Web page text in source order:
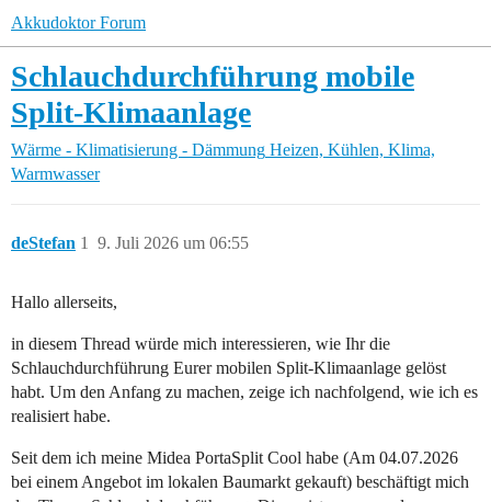
Akkudoktor Forum
Schlauchdurchführung mobile
Split-Klimaanlage
Wärme - Klimatisierung - Dämmung Heizen, Kühlen, Klima,
Warmwasser
deStefan 9. Juli 2026 um 06:55
1
Hallo allerseits,
in diesem Thread würde mich interessieren, wie Ihr die
Schlauchdurchführung Eurer mobilen Split-Klimaanlage gelöst
habt. Um den Anfang zu machen, zeige ich nachfolgend, wie ich es
realisiert habe.
Seit dem ich meine Midea PortaSplit Cool habe (Am 04.07.2026
bei einem Angebot im lokalen Baumarkt gekauft) beschäftigt mich